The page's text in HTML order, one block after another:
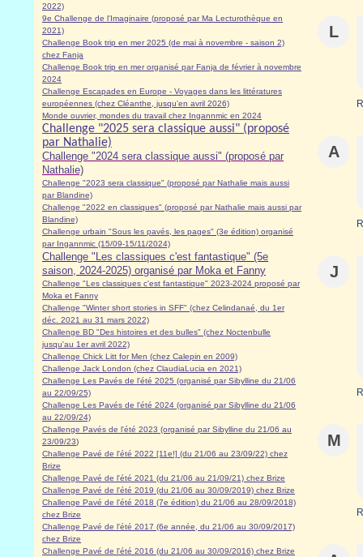
2022)
9e Challenge de l'Imaginaire (proposé par Ma Lecturothèque en
2021)
Challenge Book trip en mer 2025 (de mai à novembre - saison 2)
chez Fanja
Challenge Book trip en mer organisé par Fanja de février à novembre
2024
Challenge Escapades en Europe - Voyages dans les littératures
européennes (chez Cléanthe, jusqu'en avril 2026)
Monde ouvrier, mondes du travail chez Ingannmic en 2024
Challenge "2025 sera classique aussi" (proposé
par Nathalie)
Challenge "2024 sera classique aussi" (proposé par
Nathalie)
Challenge "2023 sera classique" (proposé par Nathalie mais aussi
par Blandine)
Challenge "2022 en classiques" (proposé par Nathalie mais aussi par
Blandine)
Challenge urbain "Sous les pavés, les pages" (3e édition) organisé
par Ingannmic (15/09-15/11/2024)
Challenge "Les classiques c'est fantastique" (5e
saison, 2024-2025) organisé par Moka et Fanny
Challenge "Les classiques c'est fantastique" 2023-2024 proposé par
Moka et Fanny
Challenge "Winter short stories in SFF" (chez Celindanaé, du 1er
déc. 2021 au 31 mars 2022)
Challenge BD "Des histoires et des bulles" (chez Noctenbulle
jusqu'au 1er avril 2022)
Challenge Chick Litt for Men (chez Calepin en 2009)
Challenge Jack London (chez ClaudiaLucia en 2021)
Challenge Les Pavés de l'été 2025 (organisé par Sibylline du 21/06
au 22/09/25)
Challenge Les Pavés de l'été 2024 (organisé par Sibylline du 21/06
au 22/09/24)
Challenge Pavés de l'été 2023 (organisé par Sibylline du 21/06 au
23/09/23)
Challenge Pavé de l'été 2022 [11e!] (du 21/06 au 23/09/22) chez
Brize
Challenge Pavé de l'été 2021 (du 21/06 au 21/09/21) chez Brize
Challenge Pavé de l'été 2019 (du 21/06 au 30/09/2019) chez Brize
Challenge Pavé de l'été 2018 (7e édition) du 21/06 au 28/09/2018)
chez Brize
Challenge Pavé de l'été 2017 (6e année, du 21/06 au 30/09/2017)
chez Brize
Challenge Pavé de l'été 2016 (du 21/06 au 30/09/2016) chez Brize
L
A
J
M